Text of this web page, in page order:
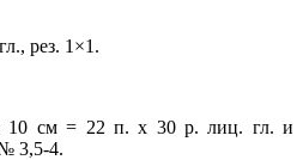
рез. 1×1.
10 см = 22 п. х 30 р. лиц. гл. и
3,5-4.